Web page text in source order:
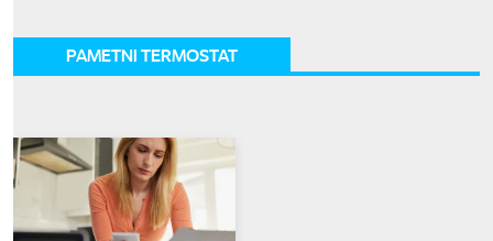
PAMETNI TERMOSTAT